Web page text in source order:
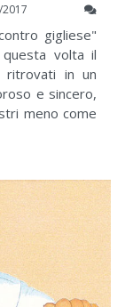
gigliese"
volta il
ritrovati in un
e sincero,
meno come